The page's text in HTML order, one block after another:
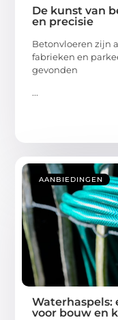
De kunst van
en precisie
Betonvloeren zijn
fabrieken en
gevonden
...
AANBIEDINGEN
Waterhaspels:
voor bouw en